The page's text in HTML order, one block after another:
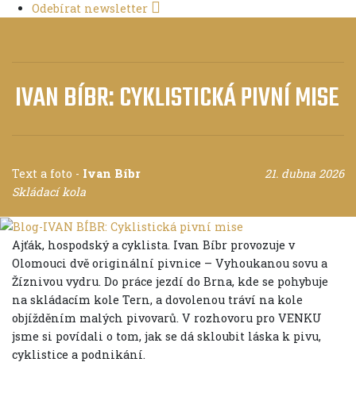
Odebírat newsletter
IVAN BÍBR: CYKLISTICKÁ PIVNÍ MISE
Text a foto - Ivan Bíbr
21. dubna 2026
Skládací kola
Ajťák, hospodský a cyklista. Ivan Bíbr provozuje v
Olomouci dvě originální pivnice – Vyhoukanou sovu a
Žíznivou vydru. Do práce jezdí do Brna, kde se pohybuje
na skládacím kole Tern, a dovolenou tráví na kole
objížděním malých pivovarů. V rozhovoru pro VENKU
jsme si povídali o tom, jak se dá skloubit láska k pivu,
cyklistice a podnikání.